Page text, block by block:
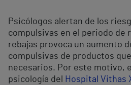
Psicólogos alertan de los
compulsivas en el periodo de
rebajas provoca un aumento
compulsivas de productos
necesarios. Por este motivo,
psicología del
Hospital Vithas